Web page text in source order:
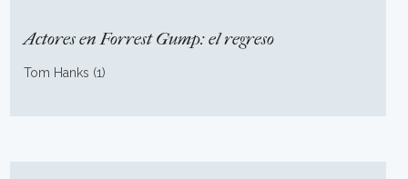
Actores en Forrest Gump: el regreso
Tom Hanks (1)